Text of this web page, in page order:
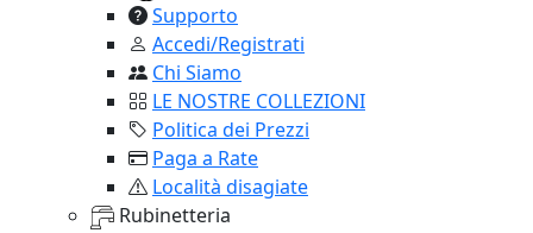
Supporto
Accedi/Registrati
Chi Siamo
LE NOSTRE COLLEZIONI
Politica dei Prezzi
Paga a Rate
Località disagiate
Rubinetteria